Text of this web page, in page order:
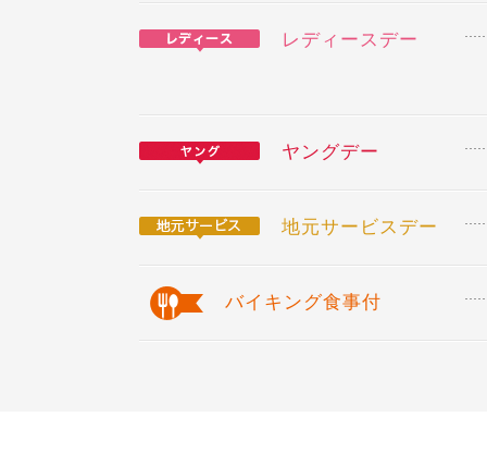
レディースデー
ヤングデー
地元サービスデー
バイキング食事付